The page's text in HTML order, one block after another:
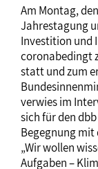
Am Montag,
Jahrestagung
Investition und
coronabedingt
statt und zum
verwies im
sich für den
Begegnung mit
„Wir wollen
Aufgaben –